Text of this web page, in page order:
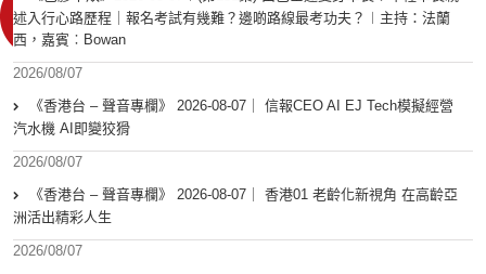
述入行心路歷程｜報名考試有幾難？邊啲路線最考功夫？︱主持：法蘭
西，嘉賓︰Bowan
2026/08/07
《香港台 – 聲音專欄》 2026-08-07｜ 信報CEO AI EJ Tech模擬經營
汽水機 AI即變狡猾
2026/08/07
《香港台 – 聲音專欄》 2026-08-07｜ 香港01 老齡化新視角 在高齡亞
洲活出精彩人生
2026/08/07